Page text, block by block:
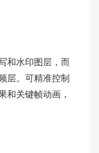
和水印图层，而
层。可精准控制
和关键帧动画，